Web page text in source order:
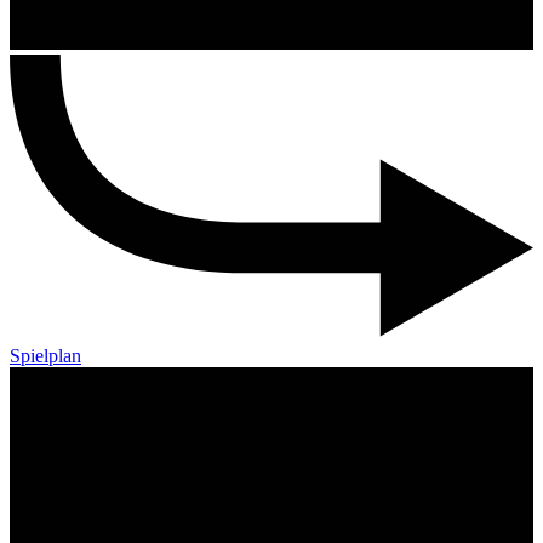
Spielplan